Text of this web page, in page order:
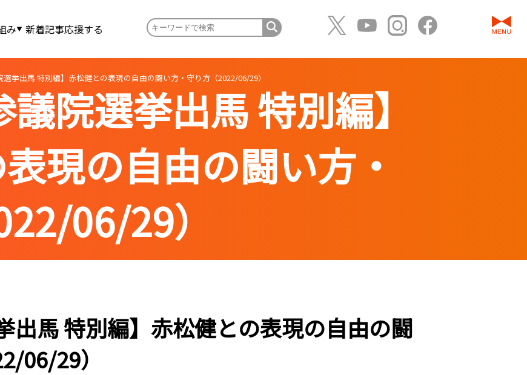
み 新着記事応援する
選挙出馬 特別編】赤松健との表現の自由の闘い方・守り方（2022/06/29）
議院選挙出馬 特別編】
現の自由の闘い方・
06/29）
出馬 特別編】赤松健との表現の自由の闘
06/29）